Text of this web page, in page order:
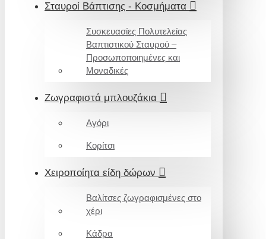
Σταυροί Βάπτισης - Κοσμήματα
Συσκευασίες Πολυτελείας
Βαπτιστικού Σταυρού –
Προσωποποιημένες και
Μοναδικές
Ζωγραφιστά μπλουζάκια
Αγόρι
Κορίτσι
Χειροποίητα είδη δώρων
Βαλίτσες ζωγραφισμένες στο
χέρι
Κάδρα